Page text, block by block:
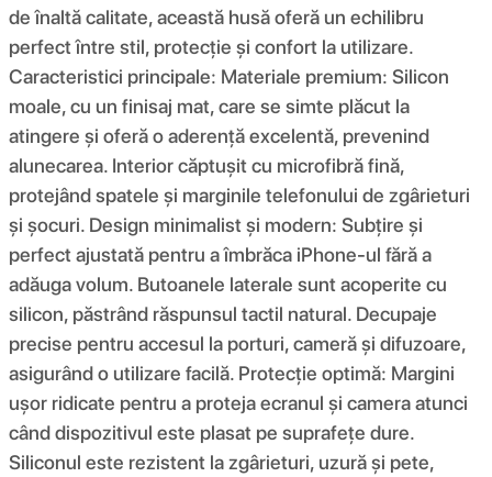
de înaltă calitate, această husă oferă un echilibru
perfect între stil, protecție și confort la utilizare.
Caracteristici principale: Materiale premium: Silicon
moale, cu un finisaj mat, care se simte plăcut la
atingere și oferă o aderență excelentă, prevenind
alunecarea. Interior căptușit cu microfibră fină,
protejând spatele și marginile telefonului de zgârieturi
și șocuri. Design minimalist și modern: Subțire și
perfect ajustată pentru a îmbrăca iPhone-ul fără a
adăuga volum. Butoanele laterale sunt acoperite cu
silicon, păstrând răspunsul tactil natural. Decupaje
precise pentru accesul la porturi, cameră și difuzoare,
asigurând o utilizare facilă. Protecție optimă: Margini
ușor ridicate pentru a proteja ecranul și camera atunci
când dispozitivul este plasat pe suprafețe dure.
Siliconul este rezistent la zgârieturi, uzură și pete,